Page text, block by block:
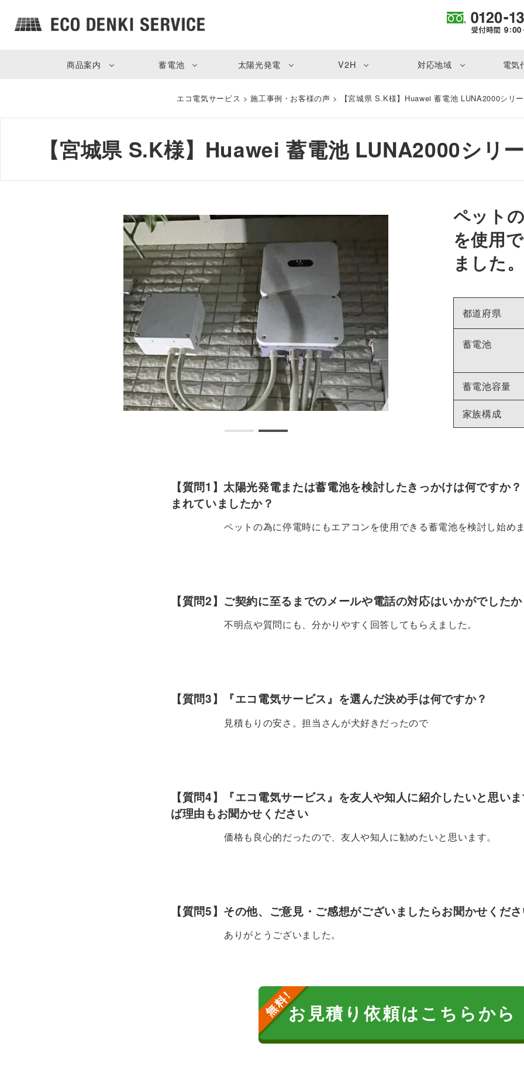
商品案内 蓄電池 太陽光発電 V2H 対応地域 電気
エコ電気サービス >施工事例・お客様の声 > 【宮城県 S.K様】Huawei 蓄電池 LUNA2000シリ
【宮城県 S.K様】Huawei 蓄電池 LUNA2000シリ
ペット
を使用
ました。
都道府県
蓄電池
蓄電池容量
家族構成
【質問1】太陽光発電または蓄電池を検討したきっかけは何ですか
まれていましたか？
ペットの為に停電時にもエアコンを使用できる蓄電池を検討し始めま
【質問2】ご契約に至るまでのメールや電話の対応はいかがでしたか
不明点や質問にも、分かりやすく回答してもらえました。
【質問3】『エコ電気サービス』を選んだ決め手は何ですか？
見積もりの安さ。担当さんが犬好きだったので
【質問4】『エコ電気サービス』を友人や知人に紹介したいと思い
ば理由もお聞かせください
価格も良心的だったので、友人や知人に勧めたいと思います。
【質問5】その他、ご意見・ご感想がございましたらお聞かせくだ
ありがとうございました。
お見積り依頼はこちらから